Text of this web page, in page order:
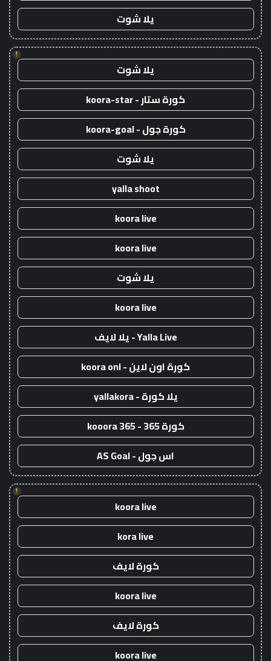
يلا شوت
!
يلا شوت
كورة ستار - koora-star
كورة جول - koora-goal
يلا شوت
yalla shoot
koora live
koora live
يلا شوت
koora live
Yalla Live - يلا لايف
كورة اون لاين - koora onl
يلا كورة - yallakora
كورة 365 - kooora 365
اس جول - AS Goal
!
koora live
kora live
كورة لايف
koora live
كورة لايف
koora live